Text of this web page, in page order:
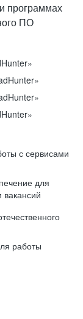
программах
ПО
с сервисами
для
вакансий
работы